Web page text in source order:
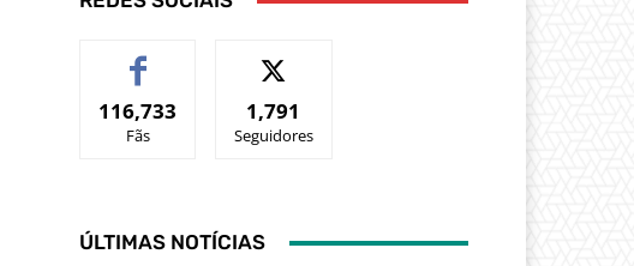
116,733
Fãs
1,791
Seguidores
ÚLTIMAS NOTÍCIAS